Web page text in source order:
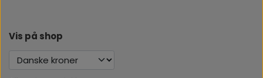
Vis på shop